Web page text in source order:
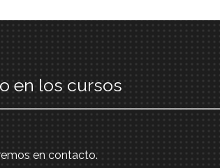
en los cursos
en contacto.